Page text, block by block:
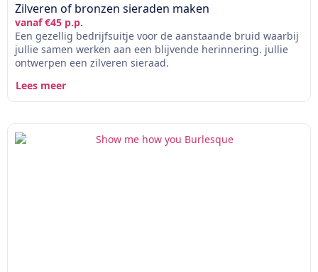
Zilveren of bronzen sieraden maken
vanaf €45 p.p.
Een gezellig bedrijfsuitje voor de aanstaande bruid waarbij
jullie samen werken aan een blijvende herinnering. jullie
ontwerpen een zilveren sieraad.
Lees meer